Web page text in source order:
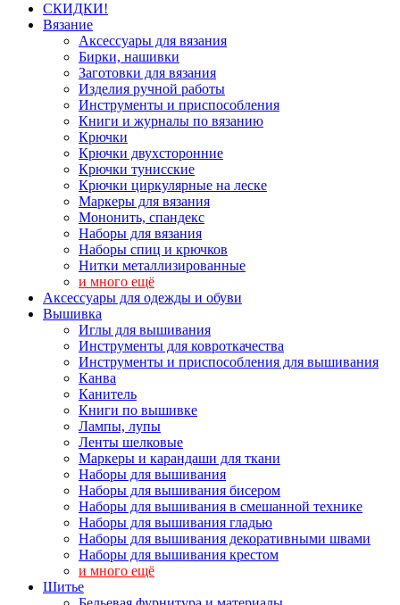
СКИДКИ!
Вязание
Аксессуары для вязания
Бирки, нашивки
Заготовки для вязания
Изделия ручной работы
Инструменты и приспособления
Книги и журналы по вязанию
Крючки
Крючки двухсторонние
Крючки тунисские
Крючки циркулярные на леске
Маркеры для вязания
Мононить, спандекс
Наборы для вязания
Наборы спиц и крючков
Нитки металлизированные
и много ещё
Аксессуары для одежды и обуви
Вышивка
Иглы для вышивания
Инструменты для ковроткачества
Инструменты и приспособления для вышивания
Канва
Канитель
Книги по вышивке
Лампы, лупы
Ленты шелковые
Маркеры и карандаши для ткани
Наборы для вышивания
Наборы для вышивания бисером
Наборы для вышивания в смешанной технике
Наборы для вышивания гладью
Наборы для вышивания декоративными швами
Наборы для вышивания крестом
и много ещё
Шитье